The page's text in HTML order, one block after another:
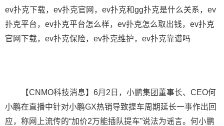
ev扑克下载，ev扑克官网，ev扑克和gg扑克是什么关系，ev
扑克平台，ev扑克平台怎么样，ev扑克怎么取出钱，ev扑克
官网下载，ev扑克保险，ev扑克维护，ev扑克靠谱吗
【CNMO科技消息】6月2日，小鹏集团董事长、CEO何
小鹏在直播中针对小鹏GX热销导致提车周期延长一事作出回
应，称网上流传的“加价2万能插队提车”说法为谣言。何小鹏